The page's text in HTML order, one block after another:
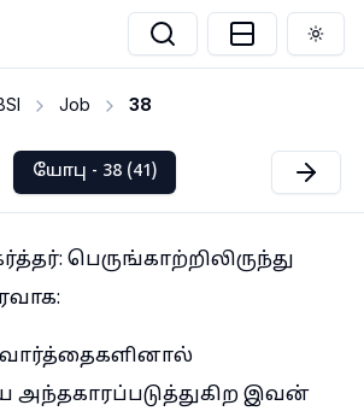
Job 38
யோபு - 38 (41)
பெருங்காற்றிலிருந்து
இவன்